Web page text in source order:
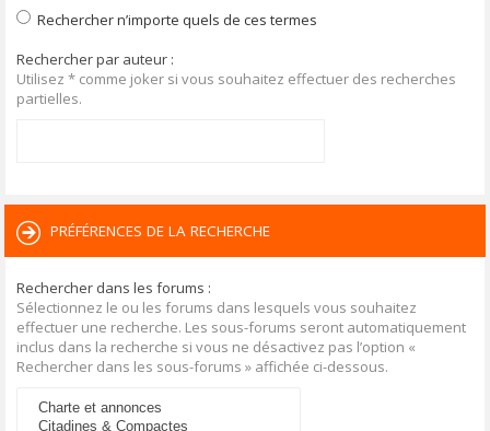
Rechercher n’importe quels de ces termes
Rechercher par auteur :
Utilisez * comme joker si vous souhaitez effectuer des recherches
partielles.
PRÉFÉRENCES DE LA RECHERCHE
Rechercher dans les forums :
Sélectionnez le ou les forums dans lesquels vous souhaitez
effectuer une recherche. Les sous-forums seront automatiquement
inclus dans la recherche si vous ne désactivez pas l’option «
Rechercher dans les sous-forums » affichée ci-dessous.